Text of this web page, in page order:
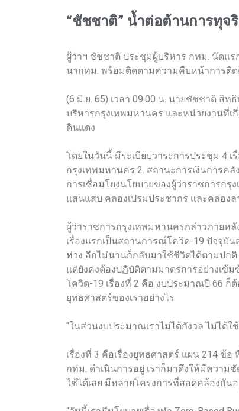
“ชัชชาติ” น้ำต่อต้านการทุจ
ผู้ว่าฯ ชัชชาติ ประชุมผู้บริหาร กทม. นัดแ
นากทม. พร้อมติดตามความคืบหน้าการติด
(6 มิ.ย. 65) เวลา 09.00 น. นายชัชชาติ
บริหารกรุงเทพมหานคร และหน่วยงานที่เ
ดินแดง
โดยในวันนี้ มีระเบียบวาระการประชุม 4
กรุงเทพมหานคร 2. สถานะการเงินการค
การเชื่อมโยงนโยบายของผู้ว่าราชการก
แสนแสบ คลองเปรมประชากร และคลองล
ผู้ว่าราชการกรุงเทพมหานครกล่าวภายห
เรื่องแรกเป็นสถานการณ์โควิด-19 ปัจจุบั
ห่วง อีกไม่นานก็กลับมาใช้ชีวิตได้ตามปก
แต่ยังคงต้องปฏิบัติตามมาตรการอย่างเข้
โควิด-19 เรื่องที่ 2 คือ งบประมาณปี 66 ก็
ยุทธศาสตร์ของเราอย่างไร
“ในส่วนงบประมาณเราไม่ได้กังวล ไม่ได้ใ
เรื่องที่ 3 คือเรื่องยุทธศาสตร์ แผน 214 ข้
กทม. ดำเนินการอยู่ เราก็มาดึงให้มีควา
ใช้ได้เลย มีหลายโครงการที่สอดคล้องกัน